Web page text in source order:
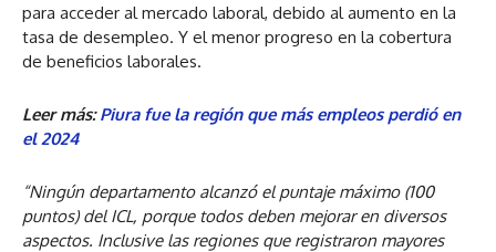
para acceder al mercado laboral, debido al aumento en la
tasa de desempleo. Y el menor progreso en la cobertura
de beneficios laborales.
Leer más:Piura fue la región que más empleos perdió en
el 2024
“Ningún departamento alcanzó el puntaje máximo (100
puntos) del ICL, porque todos deben mejorar en diversos
aspectos. Inclusive las regiones que registraron mayores